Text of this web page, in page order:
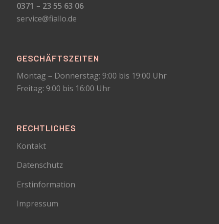
0371 – 23 55 63 06
service@fiallo.de
GESCHÄFTSZEITEN
Montag – Donnerstag: 9:00 bis 19:00 Uhr
Freitag: 9:00 bis 16:00 Uhr
RECHTLICHES
Kontakt
Datenschutz
Erstinformation
Impressum